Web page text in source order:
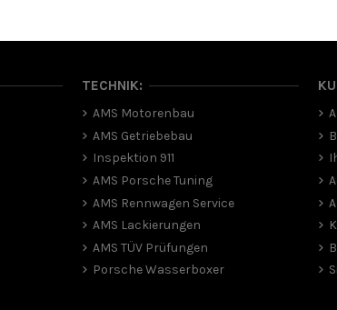
TECHNIK:
AMS Motorenbau
AMS Getriebebau
Inspektion 911
AMS Porsche Tuning
AMS Rennwagen Service
AMS Lackierungen
AMS TÜV Prüfungen
Porsche Wasserboxer